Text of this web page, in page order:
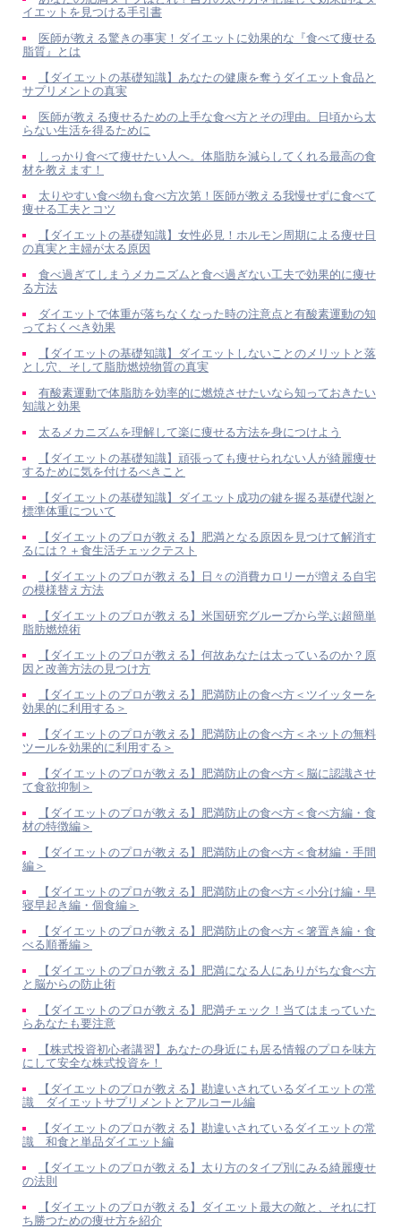
イエットを見つける手引書
医師が教える驚きの事実！ダイエットに効果的な『食べて痩せる
脂質』とは
【ダイエットの基礎知識】あなたの健康を奪うダイエット食品と
サプリメントの真実
医師が教える痩せるための上手な食べ方とその理由。日頃から太
らない生活を得るために
しっかり食べて痩せたい人へ。体脂肪を減らしてくれる最高の食
材を教えます！
太りやすい食べ物も食べ方次第！医師が教える我慢せずに食べて
痩せる工夫とコツ
【ダイエットの基礎知識】女性必見！ホルモン周期による痩せ日
の真実と主婦が太る原因
食べ過ぎてしまうメカニズムと食べ過ぎない工夫で効果的に痩せ
る方法
ダイエットで体重が落ちなくなった時の注意点と有酸素運動の知
っておくべき効果
【ダイエットの基礎知識】ダイエットしないことのメリットと落
とし穴、そして脂肪燃焼物質の真実
有酸素運動で体脂肪を効率的に燃焼させたいなら知っておきたい
知識と効果
太るメカニズムを理解して楽に痩せる方法を身につけよう
【ダイエットの基礎知識】頑張っても痩せられない人が綺麗痩せ
するために気を付けるべきこと
【ダイエットの基礎知識】ダイエット成功の鍵を握る基礎代謝と
標準体重について
【ダイエットのプロが教える】肥満となる原因を見つけて解消す
るには？＋食生活チェックテスト
【ダイエットのプロが教える】日々の消費カロリーが増える自宅
の模様替え方法
【ダイエットのプロが教える】米国研究グループから学ぶ超簡単
脂肪燃焼術
【ダイエットのプロが教える】何故あなたは太っているのか？原
因と改善方法の見つけ方
【ダイエットのプロが教える】肥満防止の食べ方＜ツイッターを
効果的に利用する＞
【ダイエットのプロが教える】肥満防止の食べ方＜ネットの無料
ツールを効果的に利用する＞
【ダイエットのプロが教える】肥満防止の食べ方＜脳に認識させ
て食欲抑制＞
【ダイエットのプロが教える】肥満防止の食べ方＜食べ方編・食
材の特徴編＞
【ダイエットのプロが教える】肥満防止の食べ方＜食材編・手間
編＞
【ダイエットのプロが教える】肥満防止の食べ方＜小分け編・早
寝早起き編・個食編＞
【ダイエットのプロが教える】肥満防止の食べ方＜箸置き編・食
べる順番編＞
【ダイエットのプロが教える】肥満になる人にありがちな食べ方
と脳からの防止術
【ダイエットのプロが教える】肥満チェック！当てはまっていた
らあなたも要注意
【株式投資初心者講習】あなたの身近にも居る情報のプロを味方
にして安全な株式投資を！
【ダイエットのプロが教える】勘違いされているダイエットの常
識 ダイエットサプリメントとアルコール編
【ダイエットのプロが教える】勘違いされているダイエットの常
識 和食と単品ダイエット編
【ダイエットのプロが教える】太り方のタイプ別にみる綺麗痩せ
の法則
【ダイエットのプロが教える】ダイエット最大の敵と、それに打
ち勝つための痩せ方を紹介